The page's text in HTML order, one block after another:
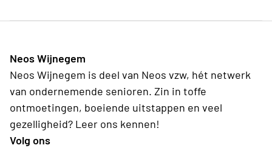
Neos Wijnegem
Neos Wijnegem is deel van Neos vzw, hét netwerk
van ondernemende senioren. Zin in toffe
ontmoetingen, boeiende uitstappen en veel
gezelligheid? Leer ons kennen!
Volg ons